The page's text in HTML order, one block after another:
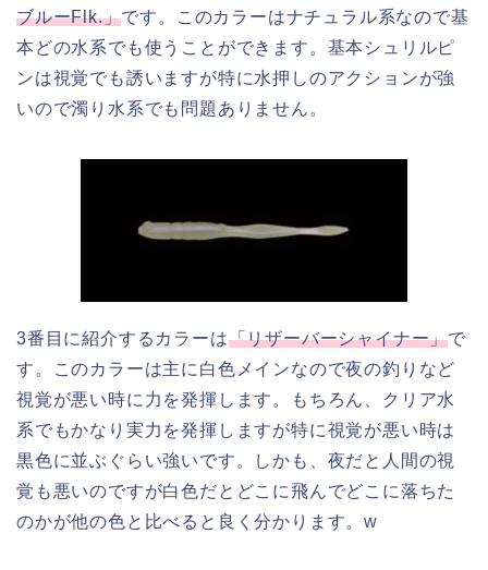
ブルーFlk.」です。このカラーはナチュラル系なので基
本どの水系でも使うことができます。基本シュリルピ
ンは視覚でも誘いますが特に水押しのアクションが強
いので濁り水系でも問題ありません。
3番目に紹介するカラーは「リザーバーシャイナー」で
す。このカラーは主に白色メインなので夜の釣りなど
視覚が悪い時に力を発揮します。もちろん、クリア水
系でもかなり実力を発揮しますが特に視覚が悪い時は
黒色に並ぶぐらい強いです。しかも、夜だと人間の視
覚も悪いのですが白色だとどこに飛んでどこに落ちた
のかが他の色と比べると良く分かります。w